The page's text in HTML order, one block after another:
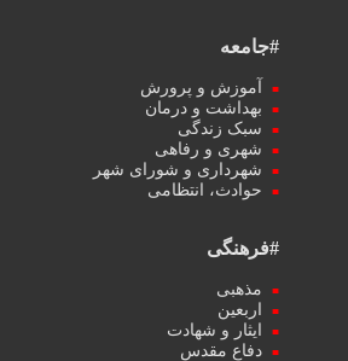
#جامعه
آموزش و پرورش
بهداشت و درمان
سبک زندگی
شهری و رفاهی
شهرداری و شورای شهر
حوادث، انتظامی
#فرهنگی
مذهبی
اربعین
ایثار و شهادت
دفاع مقدس